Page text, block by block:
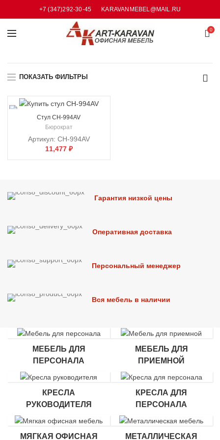
+7 (347)292-30-45 KARAVANMEBEL@MAIL.RU
0
ПОКАЗАТЬ ФИЛЬТРЫ
Cтул CH-994AV
Бюрократ
Артикул: CH-994AV
11,477 ₽
Гарантия низкой цены
Оперативная доставка
Персональный менеджер
Вся мебель в наличии
МЕБЕЛЬ ДЛЯ
ПЕРСОНАЛА
МЕБЕЛЬ ДЛЯ
ПРИЕМНОЙ
КРЕСЛА
РУКОВОДИТЕЛЯ
КРЕСЛА ДЛЯ
ПЕРСОНАЛА
МЯГКАЯ ОФИСНАЯ МЕТАЛЛИЧЕСКАЯ